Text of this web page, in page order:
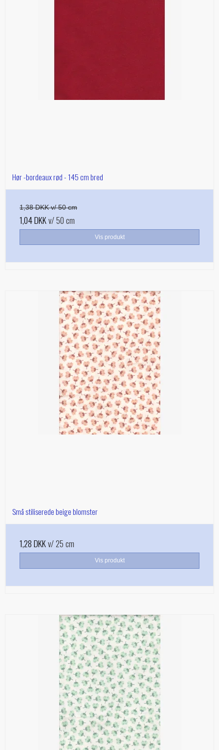
Hør -bordeaux rød - 145 cm bred
1,38 DKK v/ 50 cm
1,04 DKKv/ 50 cm
Vis produkt
Små stiliserede beige blomster
1,28 DKKv/ 25 cm
Vis produkt